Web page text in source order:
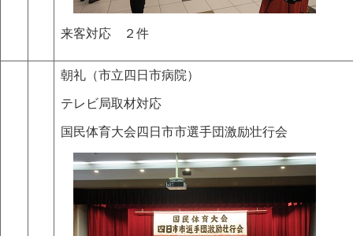
来客対応 ２件
朝礼（市立四日市病院）
テレビ局取材対応
国民体育大会四日市市選手団激励壮行会